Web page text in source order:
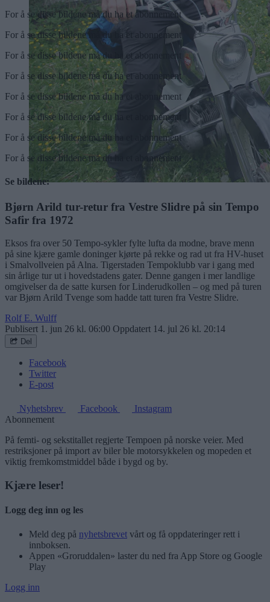
For å se disse bildene må du ha et abonnement
For å se disse bildene må du ha et abonnement
For å se disse bildene må du ha et abonnement
For å se disse bildene må du ha et abonnement
For å se disse bildene må du ha et abonnement
For å se disse bildene må du ha et abonnement
For å se disse bildene må du ha et abonnement
For å se disse bildene må du ha et abonnement
Se bildene:
Bjørn Arild tur-retur fra Vestre Slidre på sin Tempo
Safir fra 1972
Eksos fra over 50 Tempo-sykler fylte lufta da modne, brave menn
på sine kjære gamle doninger kjørte på rekke og rad ut fra HV-huset
i Smalvollveien på Alna. Tigerstaden Tempoklubb var i gang med
sin årlige tur ut i hovedstadens gater. Denne gangen i mer landlige
omgivelser da de satte kursen for Linderudkollen – og med på turen
var Bjørn Arild Tvenge som hadde tatt turen fra Vestre Slidre.
Rolf E. Wulff
Publisert 1. jun 26 kl. 06:00 Oppdatert 14. jul 26 kl. 20:14
Del
Facebook
Twitter
E-post
Nyhetsbrev Facebook
Instagram
Abonnement
På femti- og sekstitallet regjerte Tempoen på norske veier. Med
restriksjoner på import av biler ble motorsykkelen og mopeden et
viktig fremkomstmiddel både i bygd og by.
Kjære leser!
Logg deg inn og les
Meld deg på nyhetsbrevet vårt og få oppdateringer rett i
innboksen.
Appen «Groruddalen» laster du ned fra App Store og Google
Play
Logg inn